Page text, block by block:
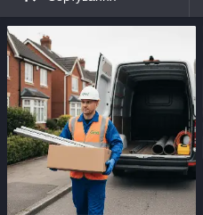
✅Монтаж і встановлення
(комплекс)
монтаж меблевих і
збирання та
ферм, огорож
монтаж навісів, козирків,
📌 З фіксацією, регулюванням
Послуга порізки металу
порізка труб, профілів,